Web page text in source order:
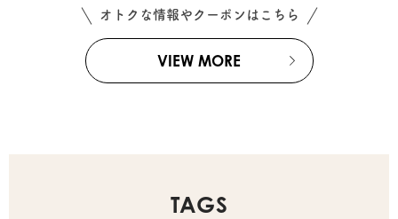
オトクな情報やクーポンはこちら
VIEW MORE
TAGS